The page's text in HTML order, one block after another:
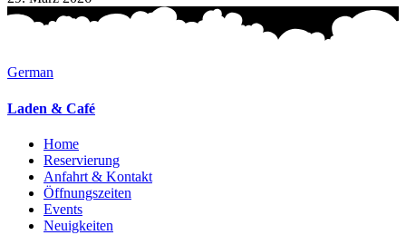
German
Laden & Café
Home
Reservierung
Anfahrt & Kontakt
Öffnungszeiten
Events
Neuigkeiten